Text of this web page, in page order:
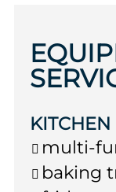
multi-
baking